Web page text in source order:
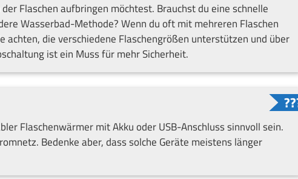
Flaschen aufbringen möchtest. Brauchst du eine schnelle
Wasserbad-Methode? Wenn du oft mit mehreren Flaschen
die verschiedene Flaschengrößen unterstützen und über
ist ein Muss für mehr Sicherheit.
Flaschenwärmer mit Akku oder USB-Anschluss sinnvoll sein.
Bedenke aber, dass solche Geräte meistens länger